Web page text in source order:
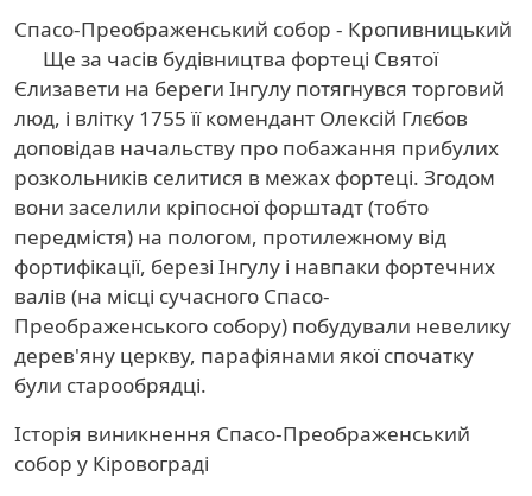
Спасо-Преображенський собор - Кропивницький
Ще за часів будівництва фортеці Святої
Єлизавети на береги Інгулу потягнувся торговий
люд, і влітку 1755 її комендант Олексій Глєбов
доповідав начальству про побажання прибулих
розкольників селитися в межах фортеці. Згодом
вони заселили кріпосної форштадт (тобто
передмістя) на пологом, протилежному від
фортифікації, березі Інгулу і навпаки фортечних
валів (на місці сучасного Спасо-
Преображенського собору) побудували невелику
дерев'яну церкву, парафіянами якої спочатку
були старообрядці.
Історія виникнення Спасо-Преображенський
собор у Кіровограді